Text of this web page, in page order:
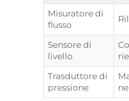
Misuratore di
flusso
Sensore di
livello
Trasduttore di
pressione